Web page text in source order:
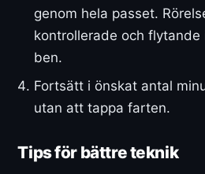
genom hela passet.
kontrollerade och flytande
ben.
Fortsätt i önskat antal
utan att tappa farten.
Tips för bättre teknik